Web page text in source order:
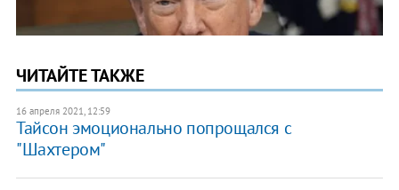
ЧИТАЙТЕ ТАКЖЕ
16 апреля 2021, 12:59
Тайсон эмоционально попрощался с
"Шахтером"